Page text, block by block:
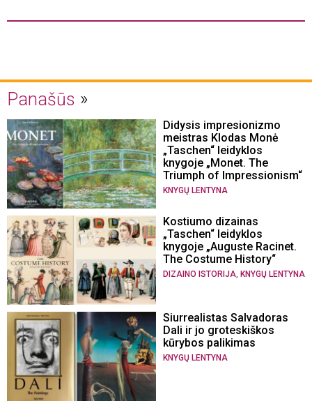
Panašūs
Didysis impresionizmo
meistras Klodas Monė
„Taschen“ leidyklos
knygoje „Monet. The
Triumph of Impressionism“
KNYGŲ LENTYNA
Kostiumo dizainas
„Taschen“ leidyklos
knygoje „Auguste Racinet.
The Costume History“
DIZAINO ISTORIJA, KNYGŲ LENTYNA
Siurrealistas Salvadoras
Dali ir jo groteskiškos
kūrybos palikimas
KNYGŲ LENTYNA